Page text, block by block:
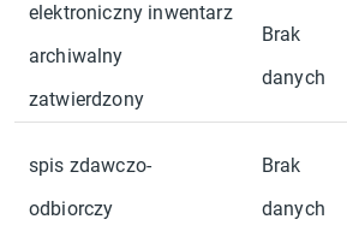
elektroniczny inwentarz
archiwalny
zatwierdzony
Brak
danych
spis zdawczo-
odbiorczy
Brak
danych